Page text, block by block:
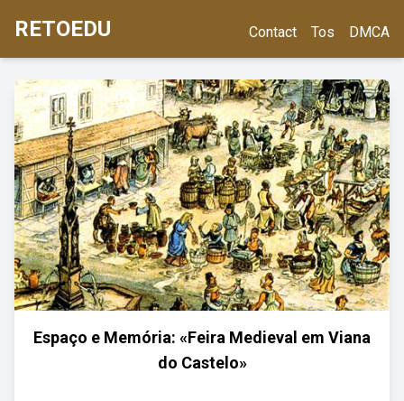
RETOEDU Contact Tos DMCA
Espaço e Memória: «Feira Medieval em Viana
do Castelo»